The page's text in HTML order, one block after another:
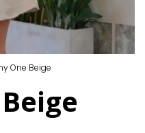
One Beige